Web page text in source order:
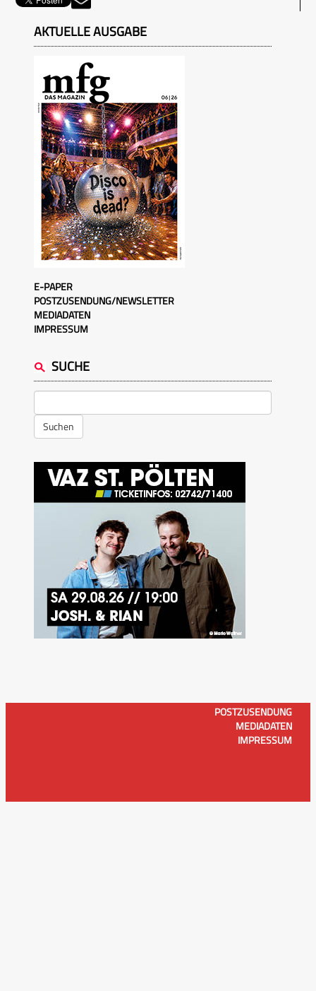
AKTUELLE AUSGABE
E-PAPER
POSTZUSENDUNG/NEWSLETTER
MEDIADATEN
IMPRESSUM
SUCHE
Suchen
POSTZUSENDUNG
MEDIADATEN
IMPRESSUM